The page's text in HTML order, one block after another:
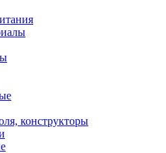
конструкторы